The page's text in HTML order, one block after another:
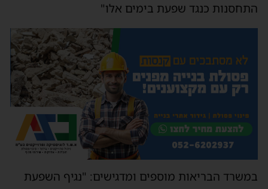
התחסנות כנגד שפעת בימים אלו"
במשרד הבריאות מוספים ומדגישים: "נגיף השפעת